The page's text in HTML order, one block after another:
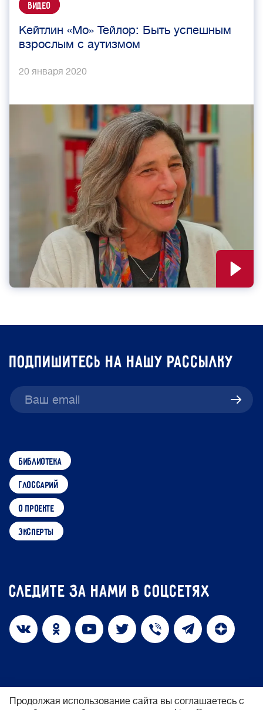
Видео
Кейтлин «Мо» Тейлор: Быть успешным
взрослым с аутизмом
20 января 2020
подпишитесь на нашу рассылку
библиотека
глоссарий
о проекте
эксперты
Следите за нами в соцсетях
Продолжая использование сайта вы соглашаетесь с